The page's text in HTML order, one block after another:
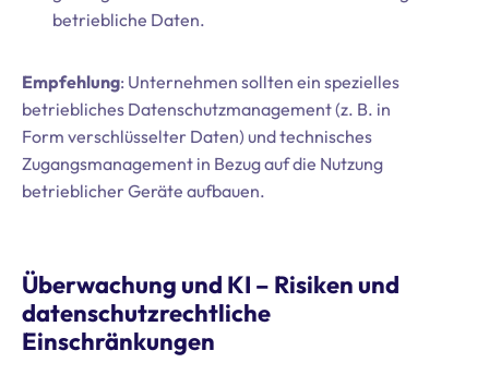
betriebliche Daten.
Empfehlung: Unternehmen sollten ein spezielles
betriebliches Datenschutzmanagement (z. B. in
Form verschlüsselter Daten) und technisches
Zugangsmanagement in Bezug auf die Nutzung
betrieblicher Geräte aufbauen.
Überwachung und KI – Risiken und
datenschutzrechtliche
Einschränkungen